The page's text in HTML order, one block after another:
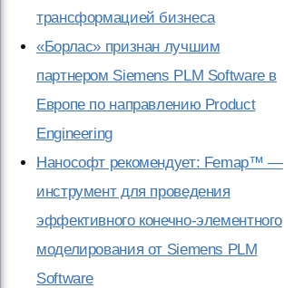
трансформацией бизнеса
«Борлас» признан лучшим
партнером Siemens PLM Software в
Европе по направлению Product
Engineering
Нанософт рекомендует: Femap™ —
инструмент для проведения
эффективного конечно-элементного
моделирования от Siemens PLM
Software